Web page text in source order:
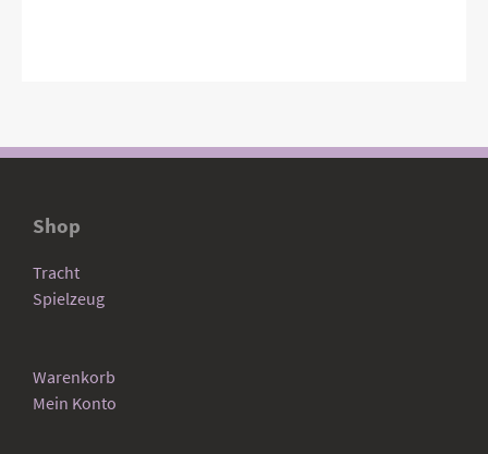
Shop
Tracht
Spielzeug
Warenkorb
Mein Konto